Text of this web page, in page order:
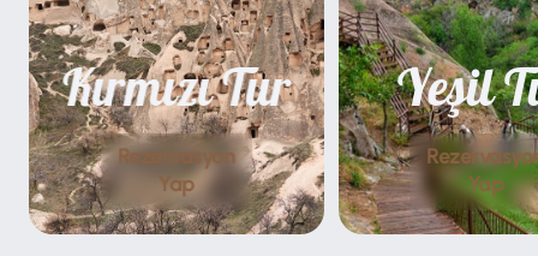
Kırmızı Tur
Rezervasyon
Yap
Yeşil
Yap